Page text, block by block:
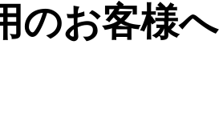
のお客様へ